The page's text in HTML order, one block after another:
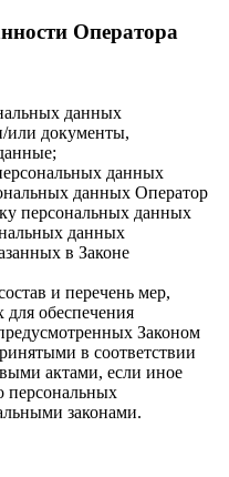
Оператора
данных
или документы,
данных
данных Оператор
персональных данных
данных
в Законе
и перечень мер,
обеспечения
Законом
в соответствии
актами, если иное
персональных
законами.